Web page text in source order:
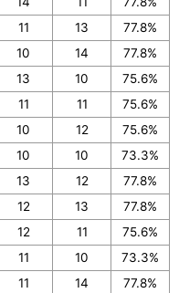
11 13
77.8%
10 14
77.8%
13 10
75.6%
11 11
75.6%
10 12
75.6%
10 10
73.3%
13 12
77.8%
12 13
77.8%
12 11
75.6%
11 10
73.3%
11 14
77.8%